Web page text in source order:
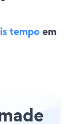
tempoem